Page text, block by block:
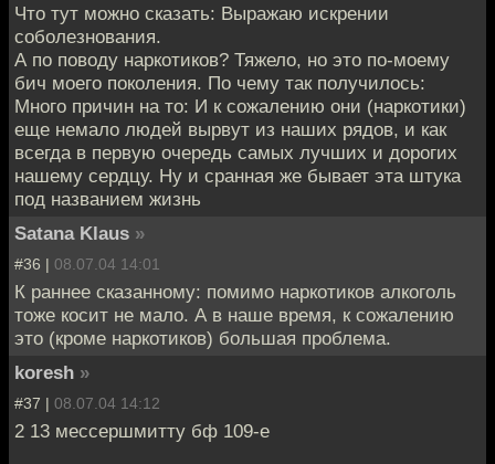
Что тут можно сказать: Выражаю искрении
соболезнования.
А по поводу наркотиков? Тяжело, но это по-моему
бич моего поколения. По чему так получилось:
Много причин на то: И к сожалению они (наркотики)
еще немало людей вырвут из наших рядов, и как
всегда в первую очередь самых лучших и дорогих
нашему сердцу. Ну и сранная же бывает эта штука
под названием жизнь
Satana Klaus »
#36 | 08.07.04 14:01
К раннее сказанному: помимо наркотиков алкоголь
тоже косит не мало. А в наше время, к сожалению
это (кроме наркотиков) большая проблема.
koresh »
#37 | 08.07.04 14:12
2 13 мессершмитту бф 109-е